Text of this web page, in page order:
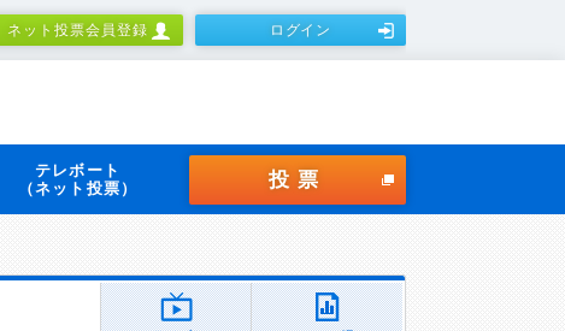
ネット投票会員登録 ログイン
テレボート
（ネット投票）
投票